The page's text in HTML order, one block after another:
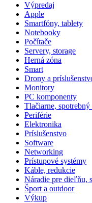
Výpredaj
Apple
Smartfóny, tablety
Notebooky
Počítače
Servery, storage
Herná zóna
Smart
Drony a
Monitory
PC komponenty
Tlačiarne, spotrebný
Periférie
Elektronika
Príslušenstvo
Software
Networking
Prístupové systémy
Káble, redukcie
Náradie pre dieľňu,
Šport a outdoor
Výkup